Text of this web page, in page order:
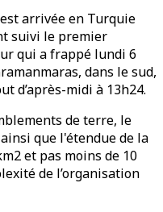
arrivée en Turquie
suivi le premier
qui a frappé lundi 6
dans le sud,
d’après-midi à 13h24.
de terre, le
que l'étendue de la
et pas moins de 10
de l’organisation